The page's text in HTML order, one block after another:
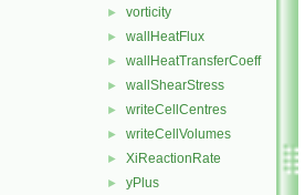
► vorticity
► wallHeatFlux
► wallHeatTransferCoeff
► wallShearStress
► writeCellCentres
► writeCellVolumes
► XiReactionRate
► yPlus